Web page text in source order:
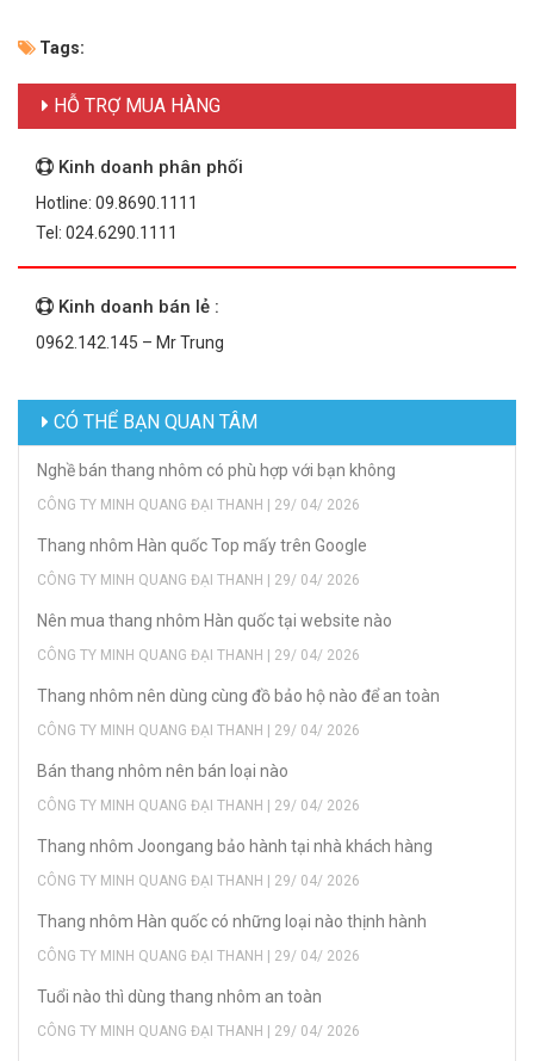
Tags:
HỖ TRỢ MUA HÀNG
Kinh doanh phân phối
Hotline: 09.8690.1111
Tel: 024.6290.1111
Kinh doanh bán lẻ :
0962.142.145 – Mr Trung
CÓ THỂ BẠN QUAN TÂM
Nghề bán thang nhôm có phù hợp với bạn không
CÔNG TY MINH QUANG ĐẠI THANH | 29/ 04/ 2026
Thang nhôm Hàn quốc Top mấy trên Google
CÔNG TY MINH QUANG ĐẠI THANH | 29/ 04/ 2026
Nên mua thang nhôm Hàn quốc tại website nào
CÔNG TY MINH QUANG ĐẠI THANH | 29/ 04/ 2026
Thang nhôm nên dùng cùng đồ bảo hộ nào để an toàn
CÔNG TY MINH QUANG ĐẠI THANH | 29/ 04/ 2026
Bán thang nhôm nên bán loại nào
CÔNG TY MINH QUANG ĐẠI THANH | 29/ 04/ 2026
Thang nhôm Joongang bảo hành tại nhà khách hàng
CÔNG TY MINH QUANG ĐẠI THANH | 29/ 04/ 2026
Thang nhôm Hàn quốc có những loại nào thịnh hành
CÔNG TY MINH QUANG ĐẠI THANH | 29/ 04/ 2026
Tuổi nào thì dùng thang nhôm an toàn
CÔNG TY MINH QUANG ĐẠI THANH | 29/ 04/ 2026